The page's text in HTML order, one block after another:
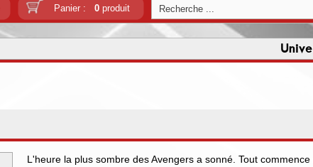
Panier : 0produit
L'heure la plus sombre des Avengers a sonné. Tout commence